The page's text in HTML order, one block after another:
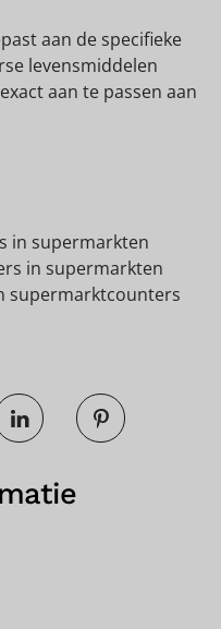
aan de specifieke
levensmiddelen
aan te passen aan
in supermarkten
in supermarkten
supermarktcounters